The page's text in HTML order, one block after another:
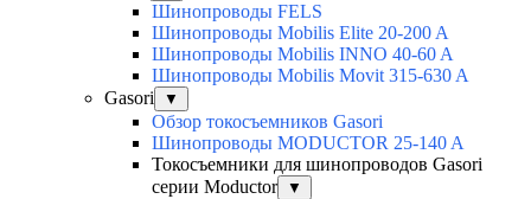
Шинопроводы FELS
Шинопроводы Mobilis Elite 20-200 A
Шинопроводы Mobilis INNO 40-60 A
Шинопроводы Mobilis Movit 315-630 A
Gasori
▼
Обзор токосъемников Gasori
Шинопроводы MODUCTOR 25-140 A
Токосъемники для шинопроводов Gasori
серии Moductor
▼